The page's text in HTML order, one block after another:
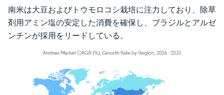
南米は大豆およびトウモロコシ栽培に注力しており、除草
剤用アミン塩の安定した消費を確保し、ブラジルとアルゼ
ンチンが採用をリードしている。